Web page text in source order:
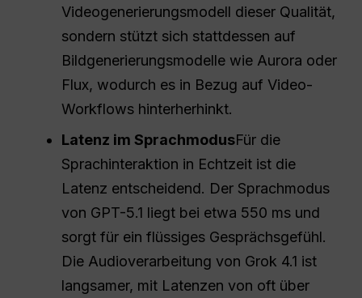
Videogenerierungsmodell dieser Qualität,
sondern stützt sich stattdessen auf
Bildgenerierungsmodelle wie Aurora oder
Flux, wodurch es in Bezug auf Video-
Workflows hinterherhinkt.
Latenz im SprachmodusFür die
Sprachinteraktion in Echtzeit ist die
Latenz entscheidend. Der Sprachmodus
von GPT-5.1 liegt bei etwa 550 ms und
sorgt für ein flüssiges Gesprächsgefühl.
Die Audioverarbeitung von Grok 4.1 ist
langsamer, mit Latenzen von oft über